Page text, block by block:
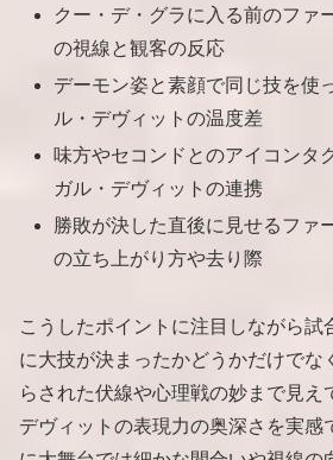
クー・デ・グラに入る前のファ
の視線と観客の反応
デーモン姿と素顔で同じ技を使
ル・デヴィットの温度差
味方やセコンドとのアイコンタ
ガル・デヴィットの連携
勝敗が決した直後に見せるファ
の立ち上がり方や去り際
こうしたポイントに注目しながら試
に大技が決まったかどうかだけでな
らされた伏線や心理戦の妙まで見え
デヴィットの表現力の奥深さを実感